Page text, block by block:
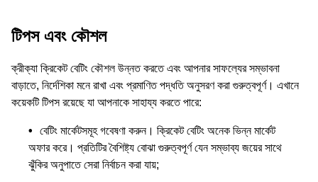
টিপস এবং কৌশল
ক্রীক্যা ক্রিকেট বেটিং কৌশল উন্নত করতে এবং আপনার সাফল্যের সম্ভাবনা
বাড়াতে, নির্দেশিকা মনে রাখা এবং প্রমাণিত পদ্ধতি অনুসরণ করা গুরুত্বপূর্ণ। এখানে
কয়েকটি টিপস রয়েছে যা আপনাকে সাহায্য করতে পারে:
বেটিং মার্কেটসমূহ গবেষণা করুন। ক্রিকেট বেটিং অনেক ভিন্ন মার্কেট
অফার করে। প্রতিটির বৈশিষ্ট্য বোঝা গুরুত্বপূর্ণ যেন সম্ভাব্য জয়ের সাথে
ঝুঁকির অনুপাতে সেরা নির্বাচন করা যায়;